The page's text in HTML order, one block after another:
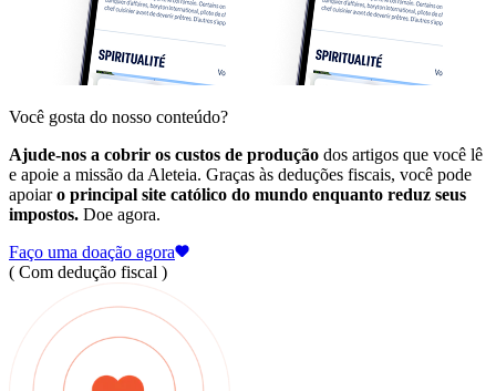
Você gosta do nosso conteúdo?
Ajude-nos a cobrir os custos de produção dos artigos que você lê
e apoie a missão da Aleteia. Graças às deduções fiscais, você pode
apoiaro principal site católico do mundo enquanto reduz seus
impostos. Doe agora.
Faço uma doação agora
( Com dedução fiscal )